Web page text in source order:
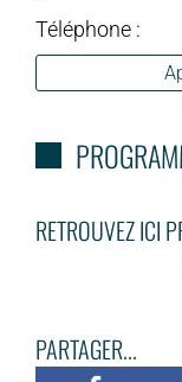
Téléphone :
RETROUVEZ ICI
PARTAGER...